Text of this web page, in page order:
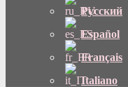
Русский
Español
Français
Italiano